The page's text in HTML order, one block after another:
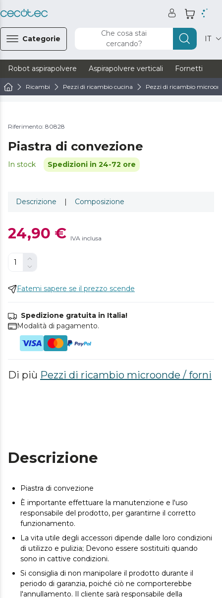
Categorie
Che cosa stai
cercando?
IT
Robot aspirapolvere Aspirapolvere verticali Fornetti
Ricambi Pezzi di ricambio cucina Pezzi di ricambio
Riferimento: 80828
Piastra di convezione
In stock Spedizioni in 24-72 ore
Descrizione | Composizione
24,90 € IVA inclusa
Fatemi sapere se il prezzo scende
Spedizione gratuita in Italia!
Modalità di pagamento.
Di più Pezzi di ricambio microonde / forni
Descrizione
Piastra di convezione
È importante effettuare la manutenzione e l'uso
responsabile del prodotto, per garantirne il corretto
funzionamento.
La vita utile degli accessori dipende dalle loro condizioni
di utilizzo e pulizia; Devono essere sostituiti quando
sono in cattive condizioni.
Si consiglia di non manipolare il prodotto durante il
periodo di garanzia, poiché ciò ne comporterebbe
l'annullamento. Il cliente sarà responsabile della